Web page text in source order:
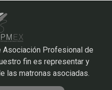
Asociación Profesional de
fin es representar y
las matronas asociadas.